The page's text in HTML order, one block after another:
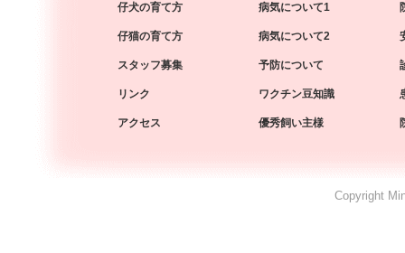
仔犬の育て方
仔猫の育て方
スタッフ募集
リンク
アクセス
病気について1
病気について2
予防について
ワクチン豆知識
優秀飼い主様
Copyright